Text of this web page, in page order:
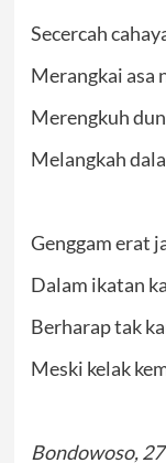
Secercah
Merangkai asa
Merengkuh
Melangkah
Genggam erat
Dalam ikatan
Berharap tak
Meski kelak
Bondowoso,